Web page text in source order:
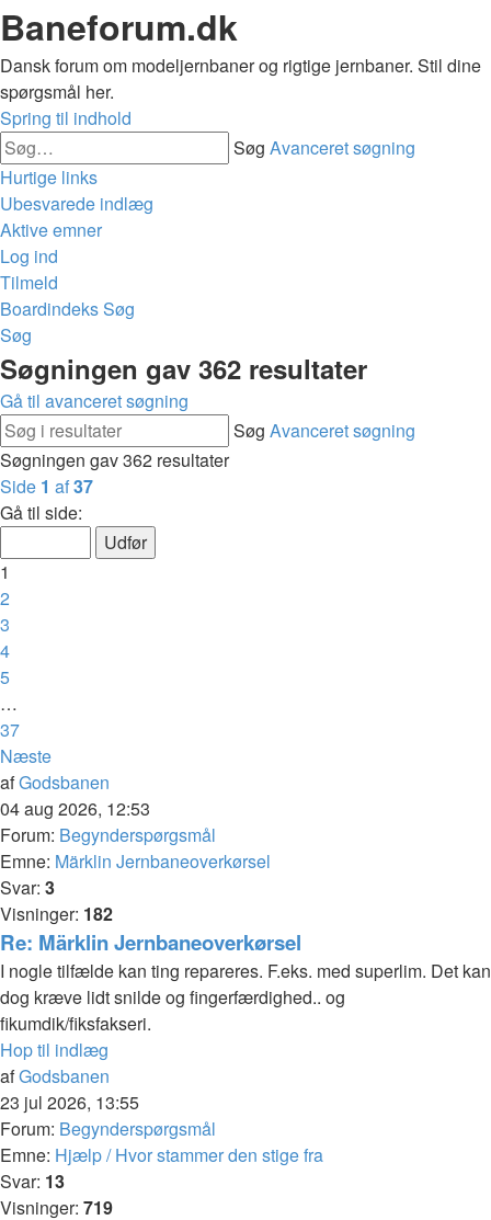
Baneforum.dk
Dansk forum om modeljernbaner og rigtige jernbaner. Stil dine
spørgsmål her.
Spring til indhold
Søg Avanceret søgning
Hurtige links
Ubesvarede indlæg
Aktive emner
Log ind
Tilmeld
BoardindeksSøg
Søg
Søgningen gav 362 resultater
Gå til avanceret søgning
Søg Avanceret søgning
Søgningen gav 362 resultater
Side 1 af37
Gå til side:
1
2
3
4
5
…
37
Næste
afGodsbanen
04 aug 2026, 12:53
Forum: Begynderspørgsmål
Emne: Märklin Jernbaneoverkørsel
Svar: 3
Visninger: 182
Re: Märklin Jernbaneoverkørsel
I nogle tilfælde kan ting repareres. F.eks. med superlim. Det kan
dog kræve lidt snilde og fingerfærdighed.. og
fikumdik/fiksfakseri.
Hop til indlæg
afGodsbanen
23 jul 2026, 13:55
Forum: Begynderspørgsmål
Emne: Hjælp / Hvor stammer den stige fra
Svar: 13
Visninger: 719